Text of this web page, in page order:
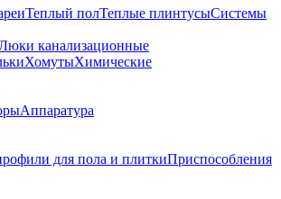
Теплый полТеплые плинтусыСистемы
канализационные
ХомутыХимические
Аппаратура
для пола и плиткиПриспособления